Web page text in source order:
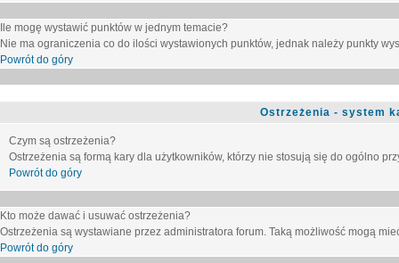
Ile mogę wystawić punktów w jednym temacie?
Nie ma ograniczenia co do ilości wystawionych punktów, jednak należy punkty
Powrót do góry
Ostrzeżenia - system
Czym są ostrzeżenia?
Ostrzeżenia są formą kary dla użytkowników, którzy nie stosują się do ogólno
Powrót do góry
Kto może dawać i usuwać ostrzeżenia?
Ostrzeżenia są wystawiane przez administratora forum. Taką możliwość mogą
Powrót do góry